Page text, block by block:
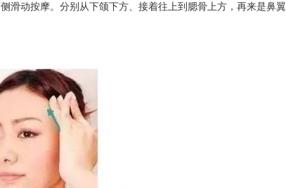
滑动按摩。分别从下颌下方、接着往上到腮骨上方，再来是鼻翼